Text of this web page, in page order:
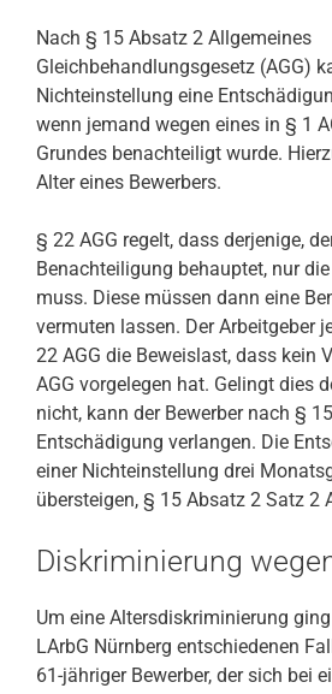
Nach § 15 Absatz 2 Allgemeines
Gleichbehandlungsgesetz (AGG)
Nichteinstellung eine
wenn jemand wegen eines in § 1
Grundes benachteiligt wurde.
Alter eines Bewerbers.
§ 22 AGG regelt, dass derjenige,
Benachteiligung behauptet, nur
muss. Diese müssen dann eine
vermuten lassen. Der Arbeitgeber
22 AGG die Beweislast, dass kein
AGG vorgelegen hat. Gelingt dies
nicht, kann der Bewerber nach §
Entschädigung verlangen. Die
einer Nichteinstellung drei
übersteigen, § 15 Absatz 2 Satz 2
Diskriminierung
Um eine Altersdiskriminierung
LArbG Nürnberg entschiedenen
61-jähriger Bewerber, der sich bei